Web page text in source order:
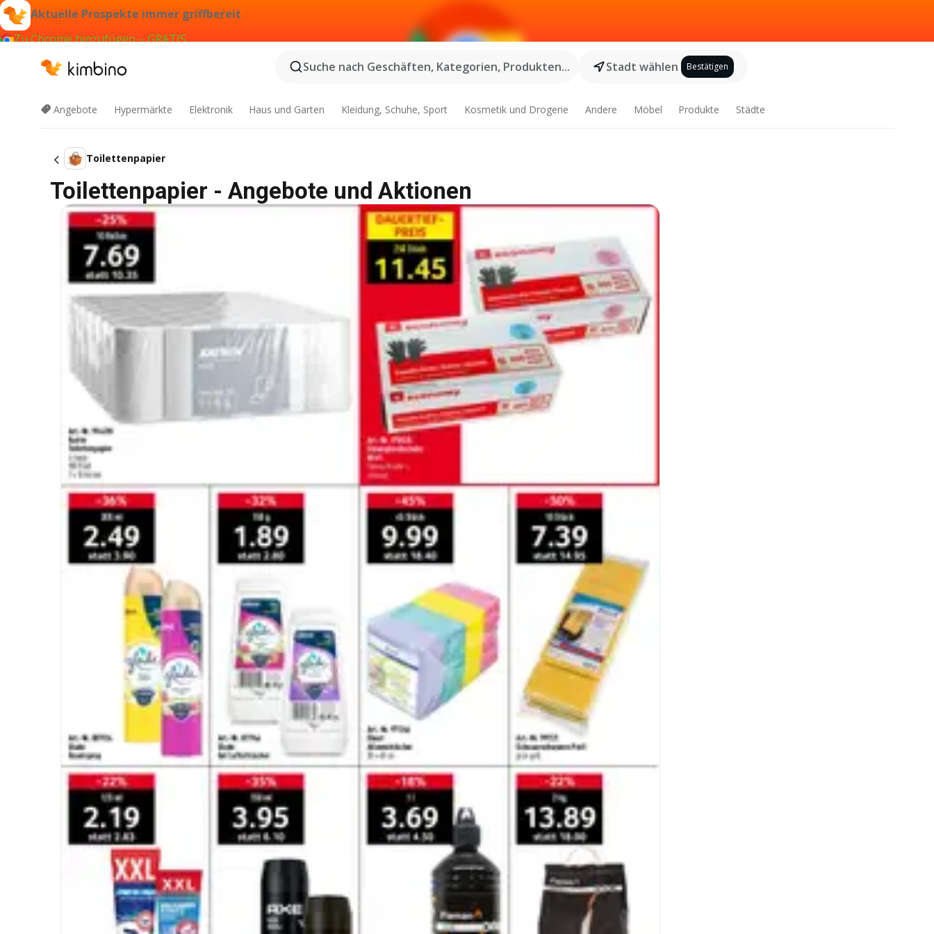
Aktuelle Prospekte immer griffbereit
Zu Chrome hinzufügen – GRATIS
Suche nach Geschäften, Kategorien, Produkten...
Stadt wählen Bestätigen
Angebote Hypermärkte Elektronik Haus und Garten Kleidung, Schuhe, Sport Kosmetik und Drogerie Andere Möbel Produkte Städte
Toilettenpapier
Toilettenpapier - Angebote und Aktionen